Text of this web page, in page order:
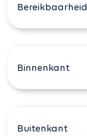
Bereikbaarheid
Binnenkant
Buitenkant